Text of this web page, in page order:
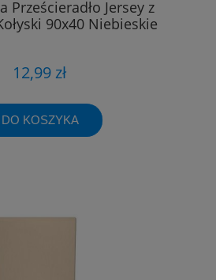
Prześcieradło Jersey z
90x40 Niebieskie
12,99 zł
DO KOSZYKA